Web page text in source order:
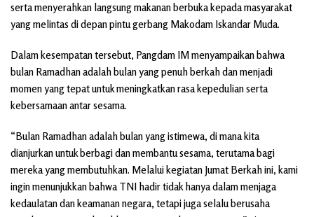
serta menyerahkan langsung makanan berbuka kepada masyarakat
yang melintas di depan pintu gerbang Makodam Iskandar Muda.
Dalam kesempatan tersebut, Pangdam IM menyampaikan bahwa
bulan Ramadhan adalah bulan yang penuh berkah dan menjadi
momen yang tepat untuk meningkatkan rasa kepedulian serta
kebersamaan antar sesama.
“Bulan Ramadhan adalah bulan yang istimewa, di mana kita
dianjurkan untuk berbagi dan membantu sesama, terutama bagi
mereka yang membutuhkan. Melalui kegiatan Jumat Berkah ini, kami
ingin menunjukkan bahwa TNI hadir tidak hanya dalam menjaga
kedaulatan dan keamanan negara, tetapi juga selalu berusaha